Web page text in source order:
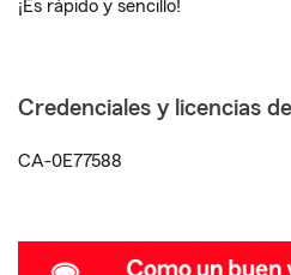
¡Es rápido y sencillo!
Credenciales y licencias
CA-0E77588